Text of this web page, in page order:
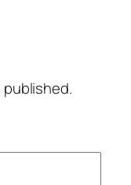
published.